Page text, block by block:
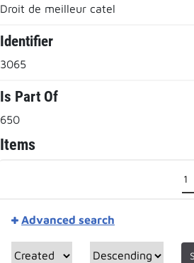
Droit de meilleur catel
Identifier
3065
Is Part Of
650
Items
Advanced search